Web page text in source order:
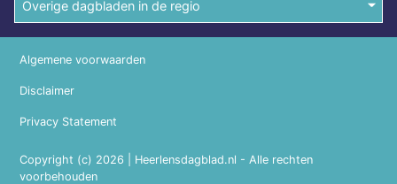
Overige dagbladen in de regio
Copyright (c) 2026 | Heerlensdagblad.nl - Alle rechten
voorbehouden
Algemene voorwaarden
Disclaimer
Privacy Statement